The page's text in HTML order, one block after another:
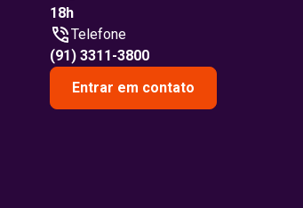
18h
Telefone
(91) 3311-3800
Entrar em contato